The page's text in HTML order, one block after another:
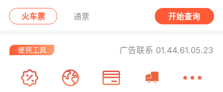
火车票 通票 开始查询
广告联系 01.44.61.05.23